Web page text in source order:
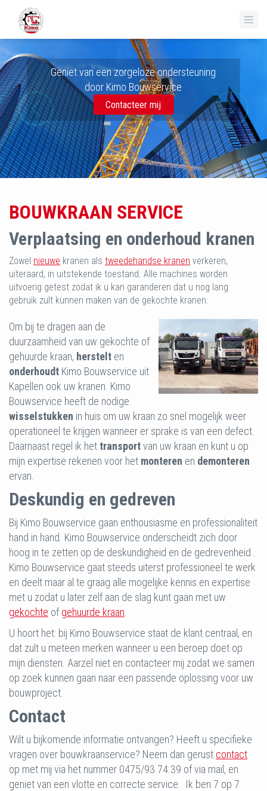
Geniet van een zorgeloze ondersteuning
door Kimo Bouwservice
Contacteer mij
BOUWKRAAN SERVICE
Verplaatsing en onderhoud kranen
Zowel nieuwe kranen als tweedehandse kranen verkeren,
uiteraard, in uitstekende toestand. Alle machines worden
uitvoerig getest zodat ik u kan garanderen dat u nog lang
gebruik zult kunnen maken van de gekochte kranen.
Om bij te dragen aan de
duurzaamheid van uw gekochte of
gehuurde kraan, herstelt en
onderhoudt Kimo Bouwservice uit
Kapellen ook uw kranen. Kimo
Bouwservice heeft de nodige
wisselstukken in huis om uw kraan zo snel mogelijk weer
operationeel te krijgen wanneer er sprake is van een defect.
Daarnaast regel ik het transportvan uw kraan en kunt u op
mijn expertise rekenen voor het monteren en demonteren
ervan.
Deskundig en gedreven
Bij Kimo Bouwservice gaan enthousiasme en professionaliteit
hand in hand. Kimo Bouwservice onderscheidt zich door
hoog in te zetten op de deskundigheid en de gedrevenheid .
Kimo Bouwservice gaat steeds uiterst professioneel te werk
en deelt maar al te graag alle mogelijke kennis en expertise
met u zodat u later zelf aan de slag kunt gaan met uw
gekochte ofgehuurde kraan
U hoort het: bij Kimo Bouwservice staat de klant centraal, en
dat zult u meteen merken wanneer u een beroep doet op
mijn diensten. Aarzel niet en contacteer mij zodat we samen
op zoek kunnen gaan naar een passende oplossing voor uw
bouwproject.
Contact
Wilt u bijkomende informatie ontvangen? Heeft u specifieke
vragen over bouwkraanservice? Neem dan gerust contact
op met mij via het nummer 0475/93.74.39 of via mail, en
geniet van een vlotte en correcte service. Ik ben 7 op 7